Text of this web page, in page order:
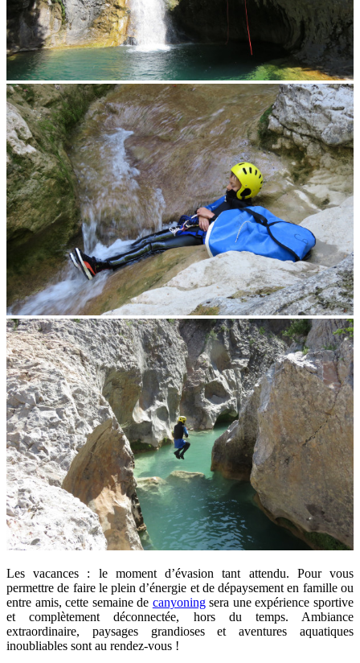
Les vacances : le moment d’évasion tant attendu. Pour vous
permettre de faire le plein d’énergie et de dépaysement en famille ou
entre amis, cette semaine de canyoningsera une expérience sportive
et complètement déconnectée, hors du temps. Ambiance
extraordinaire, paysages grandioses et aventures aquatiques
inoubliables sont au rendez-vous !